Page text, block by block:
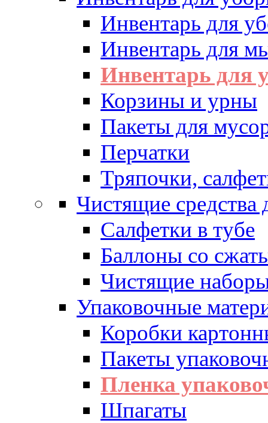
Инвентарь для
Инвентарь для
Инвентарь для
Корзины и урны
Пакеты для
Перчатки
Тряпочки,
Чистящие средства
Салфетки в тубе
Баллоны со
Чистящие
Упаковочные
Коробки
Пакеты
Пленка
Шпагаты